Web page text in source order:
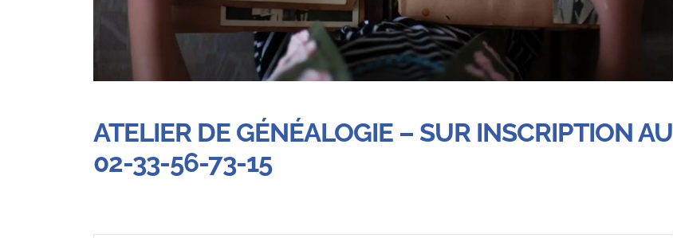
ATELIER DE GÉNÉALOGIE – SUR INSCRIPTION AU
02-33-56-73-15